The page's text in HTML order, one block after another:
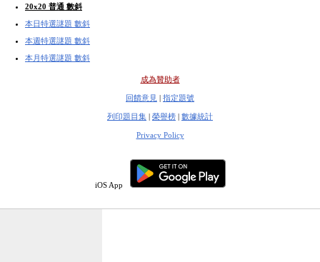
20x20 普通 數斜
本日特選謎題 數斜
本週特選謎題 數斜
本月特選謎題 數斜
成為贊助者
回饋意見 | 指定題號
列印題目集 | 榮譽榜 | 數據統計
Privacy Policy
iOS App